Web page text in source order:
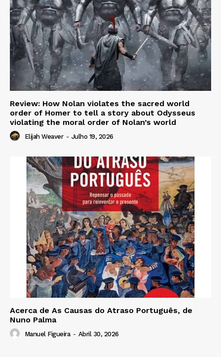
Review: How Nolan violates the sacred world
order of Homer to tell a story about Odysseus
violating the moral order of Nolan’s world
Elijah Weaver - Julho 19, 2026
Acerca de As Causas do Atraso Português, de
Nuno Palma
Manuel Figueira - Abril 30, 2026